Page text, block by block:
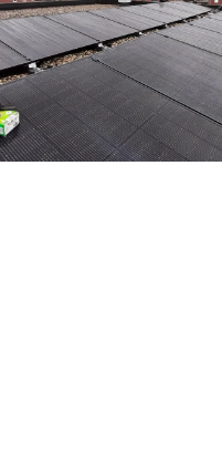
Foto bekijken